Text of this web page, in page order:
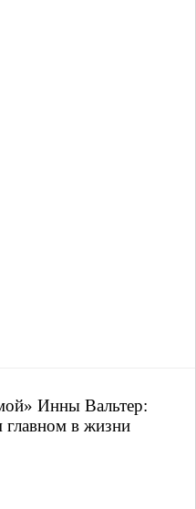
Инны Вальтер:
главном в жизни